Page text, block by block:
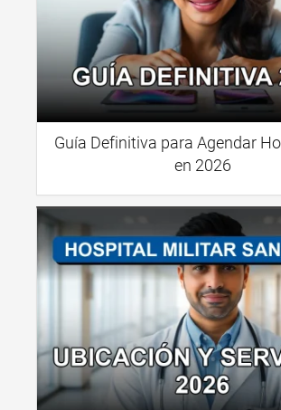
Guía Definitiva para Agendar
en 2026